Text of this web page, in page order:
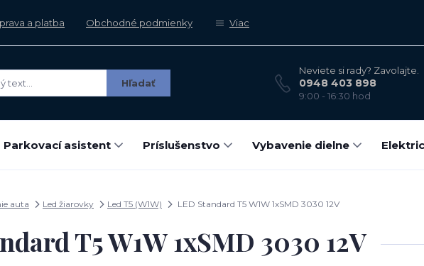
a platba Obchodné podmienky Viac
Hľadať
Neviete si rady? Zavolajte.
0948 403 898
9:00 - 16:30 hod
Parkovací asistent Príslušenstvo Vybavenie dielne
auta Led žiarovky Led T5 (W1W) LED Standard T5 W1W 1xSMD 3030 12V
T5 W1W 1xSMD 3030 12V